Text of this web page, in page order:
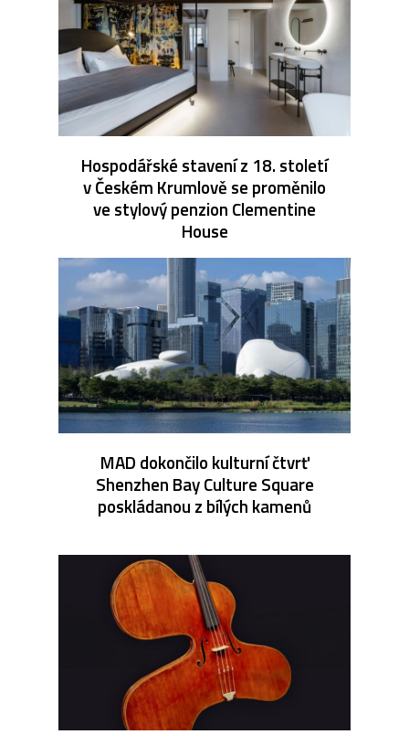
Hospodářské stavení z 18. století
v Českém Krumlově se proměnilo
ve stylový penzion Clementine
House
MAD dokončilo kulturní čtvrť
Shenzhen Bay Culture Square
poskládanou z bílých kamenů